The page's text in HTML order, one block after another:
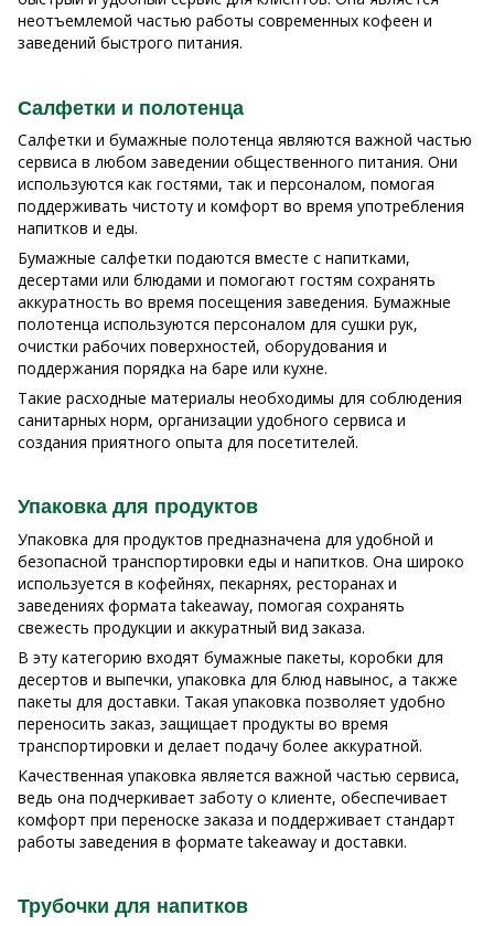
неотъемлемой частью работы современных кофеен и
заведений быстрого питания.
Салфетки и полотенца
Салфетки и бумажные полотенца являются важной частью
сервиса в любом заведении общественного питания. Они
используются как гостями, так и персоналом, помогая
поддерживать чистоту и комфорт во время употребления
напитков и еды.
Бумажные салфетки подаются вместе с напитками,
десертами или блюдами и помогают гостям сохранять
аккуратность во время посещения заведения. Бумажные
полотенца используются персоналом для сушки рук,
очистки рабочих поверхностей, оборудования и
поддержания порядка на баре или кухне.
Такие расходные материалы необходимы для соблюдения
санитарных норм, организации удобного сервиса и
создания приятного опыта для посетителей.
Упаковка для продуктов
Упаковка для продуктов предназначена для удобной и
безопасной транспортировки еды и напитков. Она широко
используется в кофейнях, пекарнях, ресторанах и
заведениях формата takeaway, помогая сохранять
свежесть продукции и аккуратный вид заказа.
В эту категорию входят бумажные пакеты, коробки для
десертов и выпечки, упаковка для блюд навынос, а также
пакеты для доставки. Такая упаковка позволяет удобно
переносить заказ, защищает продукты во время
транспортировки и делает подачу более аккуратной.
Качественная упаковка является важной частью сервиса,
ведь она подчеркивает заботу о клиенте, обеспечивает
комфорт при переноске заказа и поддерживает стандарт
работы заведения в формате takeaway и доставки.
Трубочки для напитков